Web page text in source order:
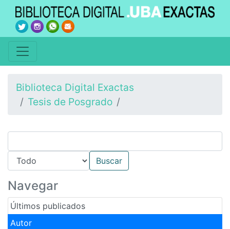
Biblioteca Digital Exactas
Tesis de Posgrado
Navegar
Últimos publicados
Autor